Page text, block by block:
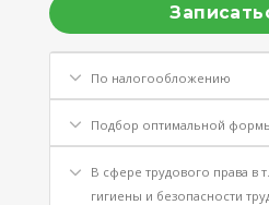
По налогообложению
Подбор оптимальной
В сфере трудового права в
гигиены и безопасности